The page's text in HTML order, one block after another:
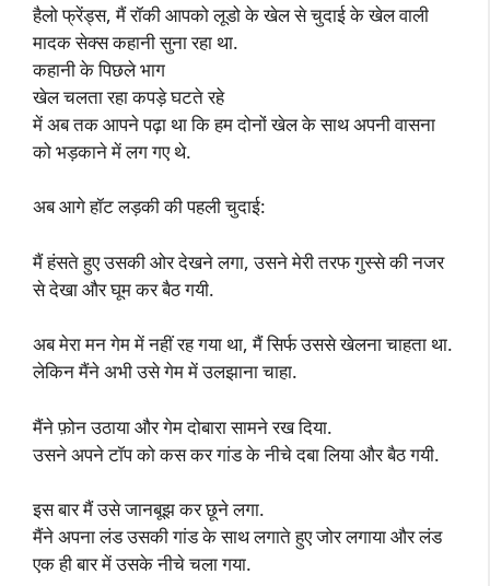
हैलो फ्रेंड्स, मैं रॉकी आपको लूडो के खेल से चुदाई के खेल वाली
मादक सेक्स कहानी सुना रहा था.
कहानी के पिछले भाग
खेल चलता रहा कपड़े घटते रहे
में अब तक आपने पढ़ा था कि हम दोनों खेल के साथ अपनी वासना
को भड़काने में लग गए थे.
अब आगे हॉट लड़की की पहली चुदाई:
मैं हंसते हुए उसकी ओर देखने लगा, उसने मेरी तरफ गुस्से की नजर
से देखा और घूम कर बैठ गयी.
अब मेरा मन गेम में नहीं रह गया था, मैं सिर्फ उससे खेलना चाहता था.
लेकिन मैंने अभी उसे गेम में उलझाना चाहा.
मैंने फ़ोन उठाया और गेम दोबारा सामने रख दिया.
उसने अपने टॉप को कस कर गांड के नीचे दबा लिया और बैठ गयी.
इस बार मैं उसे जानबूझ कर छूने लगा.
मैंने अपना लंड उसकी गांड के साथ लगाते हुए जोर लगाया और लंड
एक ही बार में उसके नीचे चला गया.